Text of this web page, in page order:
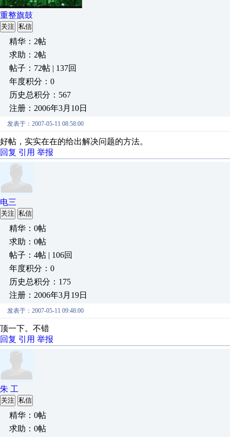
重整旗鼓
关注 私信
精华：2帖
求助：2帖
帖子：72帖 | 137回
年度积分：0
历史总积分：567
注册：2006年3月10日
发表于：2007-05-11 08:58:00
好帖，实实在在的给出解决问题的方法。
回复 引用 举报
电三
关注 私信
精华：0帖
求助：0帖
帖子：4帖 | 106回
年度积分：0
历史总积分：175
注册：2006年3月19日
发表于：2007-05-11 09:48:00
顶一下。不错
回复 引用 举报
朱 工
关注 私信
精华：0帖
求助：0帖